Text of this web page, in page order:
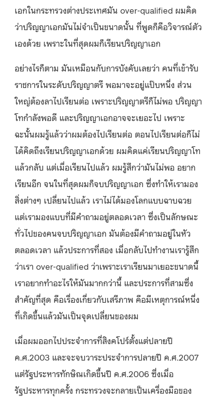
เอกในกระทรวงต่างประเทศมัน over-qualified ผมคิด
ว่าปริญญาเอกมันไม่จำเป็นขนาดนั้น ที่พูดก็คือวิจารณ์ตัว
เองด้วย เพราะในที่สุดผมก็เรียนปริญญาเอก
อย่างไรก็ตาม มันเหมือนกับการบังคับเลยว่า คนที่เข้ารับ
ราชการในระดับปริญญาตรี พอมาจะอยู่แป๊บหนึ่ง ส่วน
ใหญ่ต้องลาไปเรียนต่อ เพราะปริญญาตรีก็ไม่พอ ปริญญา
โทกำลังพอดี และปริญญาเอกอาจจะเยอะไป เพราะ
ฉะนั้นผมรู้แล้วว่าผมต้องไปเรียนต่อ ตอนไปเรียนต่อก็ไม่
ได้คิดถึงเรียนปริญญาเอกด้วย ผมคิดแค่เรียนปริญญาโท
แล้วกลับ แต่เมื่อเรียนไปแล้ว ผมรู้สึกว่ามันไม่พอ อยาก
เรียนอีก จนในที่สุดผมก็จบปริญญาเอก ซึ่งทำให้เรามอง
สิ่งต่างๆ เปลี่ยนไปแล้ว เราไม่ได้มองโลกแบบฉาบฉวย
แต่เรามองแบบที่มีคำถามอยู่ตลอดเวลา ซึ่งเป็นลักษณะ
ทั่วไปของคนจบปริญญาเอก มันต้องมีคำถามอยู่ในหัว
ตลอดเวลา แล้วประการที่สอง เมื่อกลับไปทำงานเรารู้สึก
ว่าเรา over-qualified ว่าเพราะเราเรียนมาเยอะขนาดนี้
เราอยากทำอะไรให้มันมากกว่านี้ และประการที่สามซึ่ง
สำคัญที่สุด คือเรื่องเกี่ยวกับเสรีภาพ คือมีเหตุการณ์หนึ่ง
ที่เกิดขึ้นแล้วมันเป็นจุดเปลี่ยนของผม
เมื่อผมออกไปประจำการที่สิงคโปร์ตั้งแต่ปลายปี
ค.ศ.2003 และจะจบวาระประจำการปลายปี ค.ศ.2007
แต่รัฐประหารทักษิณเกิดขึ้นปี ค.ศ.2006 ซึ่งเมื่อ
รัฐประหารทุกครั้ง กระทรวงจะกลายเป็นเครื่องมือของ